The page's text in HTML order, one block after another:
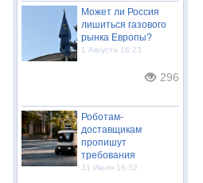
Может ли Россия
лишиться газового
рынка Европы?
1 Августа 16:23
296
Роботам-
доставщикам
пропишут
требования
31 Июля 18:32